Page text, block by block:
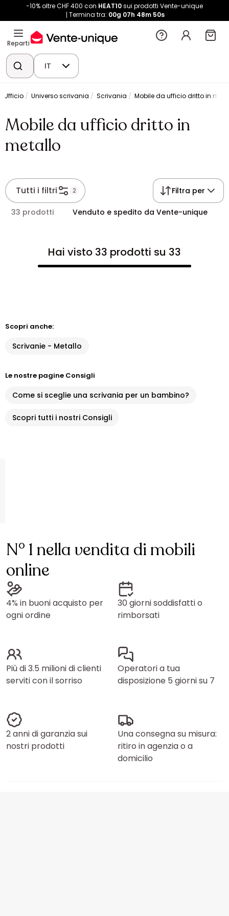
-10% oltre CHF 400 con HEAT10sui prodotti Vente-unique
Termina tra: 00g 07h 48m 50s
Reparti
IT
Ufficio Universo scrivania Scrivania Mobile da ufficio dritto in
Mobile da ufficio dritto in
metallo
Tutti i filtri 2 Filtra per
33 prodotti Venduto e spedito da Vente-unique
Hai visto 33 prodotti su 33
Scopri anche:
Scrivanie - Metallo
Le nostre pagine Consigli
Come si sceglie una scrivania per un bambino?
Scopri tutti i nostri Consigli
N° 1 nella vendita di mobili
online
4% in buoni acquisto per
ogni ordine
30 giorni soddisfatti o
rimborsati
Più di 3.5 milioni di clienti
serviti con il sorriso
Operatori a tua
disposizione 5 giorni su 7
2 anni di garanzia sui
nostri prodotti
Una consegna su misura:
ritiro in agenzia o a
domicilio